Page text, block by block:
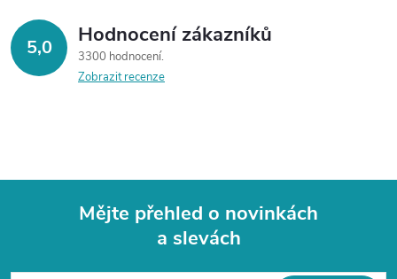
5,0 Hodnocení zákazníků
3300 hodnocení
Zobrazit recenze
Mějte přehled o novinkách
a slevách